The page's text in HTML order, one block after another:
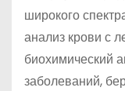
широкого
анализ крови с
биохимический
заболеваний,